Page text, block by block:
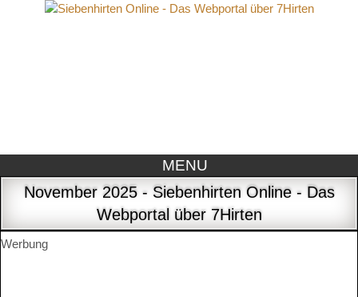
MENU
November 2025 - Siebenhirten Online - Das
Webportal über 7Hirten
Werbung